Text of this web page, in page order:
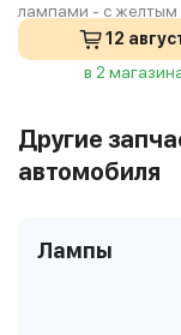
лампами - с желтым
12
в 2
Другие
автомобиля
Лампы